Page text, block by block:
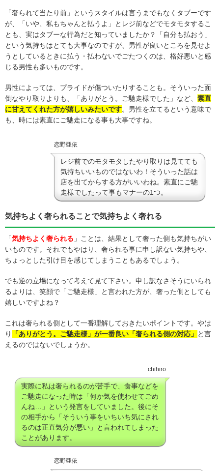
「奢られて当たり前」というスタイルは言うまでもなくタブーです
が、「いや、私もちゃんと払うよ」とレジ前などでモタモタするこ
とも、実はタブーな行為だと知っていましたか？「自分も払おう」
という気持ちはとても大事なのですが、男性が良いところを見せよ
うとしているときに払う・払わないでごたつくのは、格好悪いと感
じる男性も多いものです。
男性によっては、プライドが傷ついたりすることも。そういった面
倒なやり取りよりも、「ありがとう。ご馳走様でした」など、 素直
に甘えてくれた方が嬉しいみたいです。男性を立てるという意味で
も、時には素直にご馳走になる事も大事ですね。
恋野亜依
レジ前でのモタモタしたやり取りは見てても
気持ちいいものではないわ！そういった話は
店を出てからする方がいいわね。素直にご馳
走様でしたって事もマナーの1つ。
気持ちよく奢られることで気持ちよく奢れる
「気持ちよく奢られる 」ことは、結果として奢った側も気持ちがい
いものです。それでもやはり、奢られる事に申し訳ない気持ちや、
ちょっとした引け目を感じてしまうこともあるでしょう。
でも逆の立場になって考えて見て下さい。申し訳なさそうにいられ
るよりは、笑顔で「ご馳走様」と言われた方が、奢った側としても
嬉しいですよね？
これは奢られる側として一番理解しておきたいポイントです。やは
り
「ありがとう。ご馳走様」が一番良い「奢られる側の対応」 と言
えるのではないでしょうか。
chihiro
実際に私は奢られるのが苦手で、食事などを
ご馳走になった時は「何か気を使わせてごめ
んね…」という発言をしていました。後にそ
の相手から「そういう事をいちいち気にされ
るのは正直気分が悪い」と言われてしまった
ことがあります。
恋野亜依